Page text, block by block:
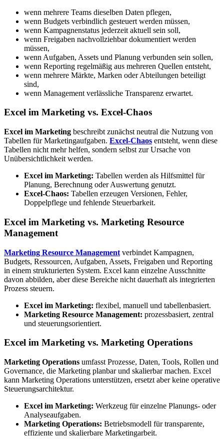
wenn mehrere Teams dieselben Daten pflegen,
wenn Budgets verbindlich gesteuert werden müssen,
wenn Kampagnenstatus jederzeit aktuell sein soll,
wenn Freigaben nachvollziehbar dokumentiert werden
müssen,
wenn Aufgaben, Assets und Planung verbunden sein sollen,
wenn Reporting regelmäßig aus mehreren Quellen entsteht,
wenn mehrere Märkte, Marken oder Abteilungen beteiligt
sind,
wenn Management verlässliche Transparenz erwartet.
Excel im Marketing vs. Excel-Chaos
Excel im Marketing beschreibt zunächst neutral die Nutzung von
Tabellen für Marketingaufgaben. Excel-Chaos entsteht, wenn diese
Tabellen nicht mehr helfen, sondern selbst zur Ursache von
Unübersichtlichkeit werden.
Excel im Marketing: Tabellen werden als Hilfsmittel für
Planung, Berechnung oder Auswertung genutzt.
Excel-Chaos: Tabellen erzeugen Versionen, Fehler,
Doppelpflege und fehlende Steuerbarkeit.
Excel im Marketing vs. Marketing Resource
Management
Marketing Resource Management verbindet Kampagnen,
Budgets, Ressourcen, Aufgaben, Assets, Freigaben und Reporting
in einem strukturierten System. Excel kann einzelne Ausschnitte
davon abbilden, aber diese Bereiche nicht dauerhaft als integrierten
Prozess steuern.
Excel im Marketing: flexibel, manuell und tabellenbasiert.
Marketing Resource Management: prozessbasiert, zentral
und steuerungsorientiert.
Excel im Marketing vs. Marketing Operations
Marketing Operations umfasst Prozesse, Daten, Tools, Rollen und
Governance, die Marketing planbar und skalierbar machen. Excel
kann Marketing Operations unterstützen, ersetzt aber keine operative
Steuerungsarchitektur.
Excel im Marketing: Werkzeug für einzelne Planungs- oder
Analyseaufgaben.
Marketing Operations: Betriebsmodell für transparente,
effiziente und skalierbare Marketingarbeit.